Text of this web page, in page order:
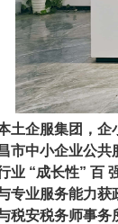
土企服集团，企
市中小企业公共
业 “成长性” 百
专业服务能力
税安税务师事务